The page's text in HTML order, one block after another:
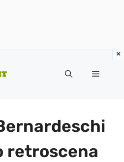
Menu
retroscena